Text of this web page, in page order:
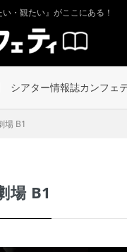
・観たい』がここにある！
シアター情報誌カンフェ
場 B1
場 B1